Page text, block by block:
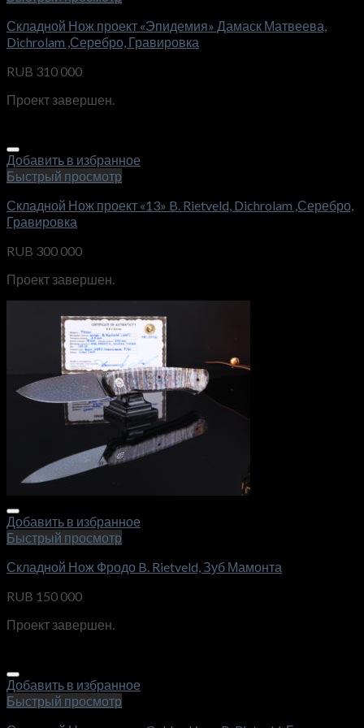
Складной Нож проект «Эпидемия» Дамаск Матвеева,
Dichrolam ,Серебро, Гравировка
RUB 310 000
Проект завершен.
Добавить в избранное
Быстрый просмотр
Складной Нож проект «13» B. Rietveld, Dichrolam ,Серебро,
Гравировка
RUB 300 000
Проект завершен.
Добавить в избранное
Быстрый просмотр
Складной Нож Фродо B. Rietveld, Зуб Мамонта
RUB 150 000
Проект завершен.
Добавить в избранное
Быстрый просмотр